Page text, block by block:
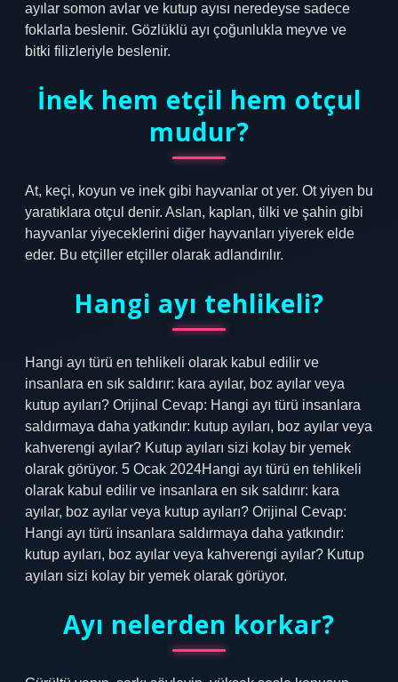
ayılar somon avlar ve kutup ayısı neredeyse sadece
foklarla beslenir. Gözlüklü ayı çoğunlukla meyve ve
bitki filizleriyle beslenir.
İnek hem etçil hem otçul
mudur?
At, keçi, koyun ve inek gibi hayvanlar ot yer. Ot yiyen bu
yaratıklara otçul denir. Aslan, kaplan, tilki ve şahin gibi
hayvanlar yiyeceklerini diğer hayvanları yiyerek elde
eder. Bu etçiller etçiller olarak adlandırılır.
Hangi ayı tehlikeli?
Hangi ayı türü en tehlikeli olarak kabul edilir ve
insanlara en sık saldırır: kara ayılar, boz ayılar veya
kutup ayıları? Orijinal Cevap: Hangi ayı türü insanlara
saldırmaya daha yatkındır: kutup ayıları, boz ayılar veya
kahverengi ayılar? Kutup ayıları sizi kolay bir yemek
olarak görüyor. 5 Ocak 2024Hangi ayı türü en tehlikeli
olarak kabul edilir ve insanlara en sık saldırır: kara
ayılar, boz ayılar veya kutup ayıları? Orijinal Cevap:
Hangi ayı türü insanlara saldırmaya daha yatkındır:
kutup ayıları, boz ayılar veya kahverengi ayılar? Kutup
ayıları sizi kolay bir yemek olarak görüyor.
Ayı nelerden korkar?